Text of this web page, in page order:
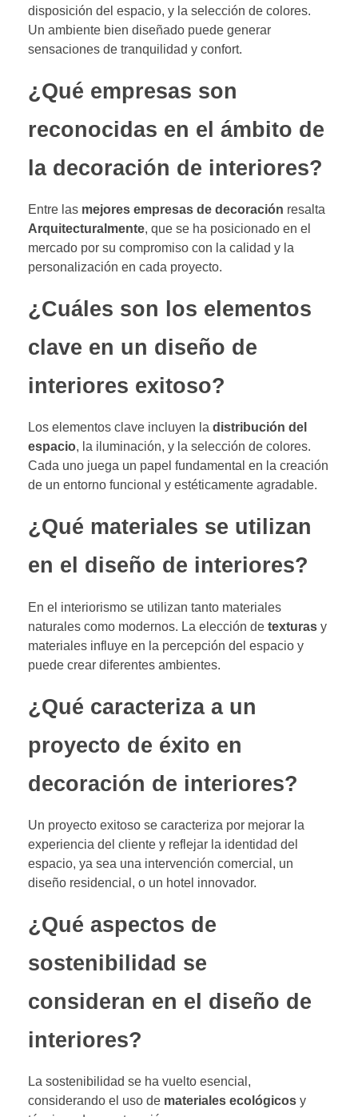
disposición del espacio, y la selección de colores.
Un ambiente bien diseñado puede generar
sensaciones de tranquilidad y confort.
¿Qué empresas son
reconocidas en el ámbito de
la decoración de interiores?
Entre las mejores empresas de decoración resalta
Arquitecturalmente, que se ha posicionado en el
mercado por su compromiso con la calidad y la
personalización en cada proyecto.
¿Cuáles son los elementos
clave en un diseño de
interiores exitoso?
Los elementos clave incluyen la distribución del
espacio, la iluminación, y la selección de colores.
Cada uno juega un papel fundamental en la creación
de un entorno funcional y estéticamente agradable.
¿Qué materiales se utilizan
en el diseño de interiores?
En el interiorismo se utilizan tanto materiales
naturales como modernos. La elección de texturas y
materiales influye en la percepción del espacio y
puede crear diferentes ambientes.
¿Qué caracteriza a un
proyecto de éxito en
decoración de interiores?
Un proyecto exitoso se caracteriza por mejorar la
experiencia del cliente y reflejar la identidad del
espacio, ya sea una intervención comercial, un
diseño residencial, o un hotel innovador.
¿Qué aspectos de
sostenibilidad se
consideran en el diseño de
interiores?
La sostenibilidad se ha vuelto esencial,
considerando el uso de materiales ecológicos y